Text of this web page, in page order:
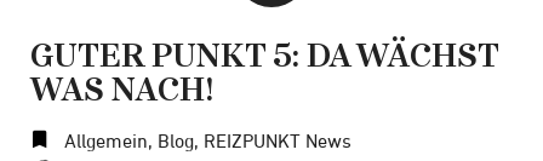
GUTER PUNKT 5: DA WÄCHST
WAS NACH!
Allgemein, Blog, REIZPUNKT News